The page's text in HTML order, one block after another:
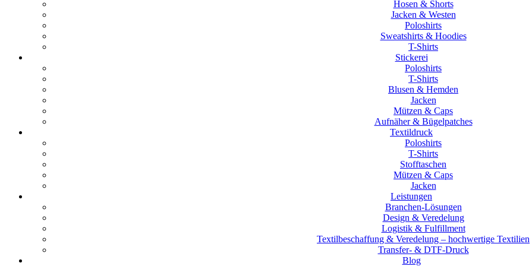
Hosen & Shorts
Jacken & Westen
Poloshirts
Sweatshirts & Hoodies
T-Shirts
Stickerei
Poloshirts
T-Shirts
Blusen & Hemden
Jacken
Mützen & Caps
Aufnäher & Bügelpatches
Textildruck
Poloshirts
T-Shirts
Stofftaschen
Mützen & Caps
Jacken
Leistungen
Branchen-Lösungen
Design & Veredelung
Logistik & Fulfillment
Textilbeschaffung & Veredelung – hochwertige Textilien
Transfer- & DTF-Druck
Blog